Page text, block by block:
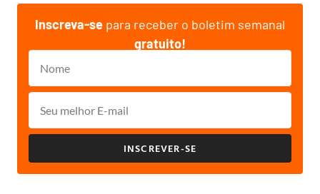
Inscreva-se para receber o boletim semanal
gratuito!
INSCREVER-SE